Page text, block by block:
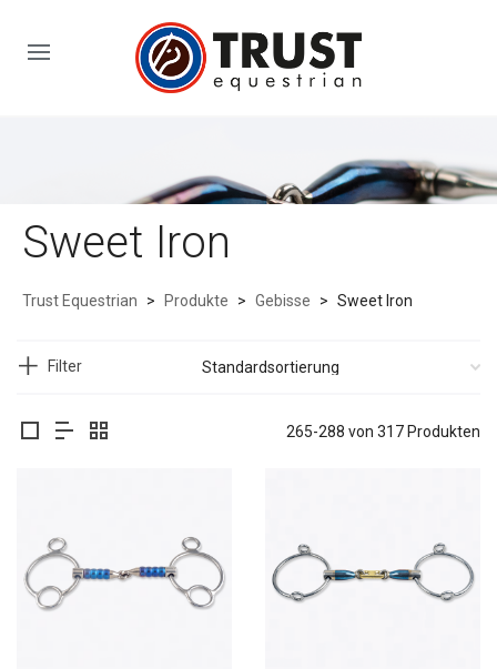
Sweet Iron
Trust Equestrian > Produkte > Gebisse > Sweet Iron
Filter
265-288 von 317 Produkten